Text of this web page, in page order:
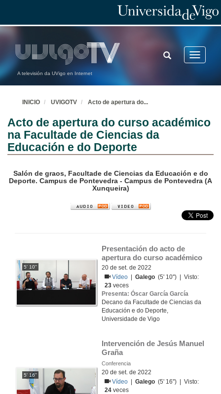
A televisión da UVigo en Internet
Toggle
TOGGLE
SEARCH
INICIO UVIGOTV Acto de apertura do...
Acto de apertura do curso académico
na Facultade de Ciencias da
Educación e do Deporte
Salón de graos, Facultade de Ciencias da Educación e do
Deporte. Campus de Pontevedra - Campus de Pontevedra (A
Xunqueira)
5' 10''
Presentación do acto de
apertura do curso académico
20 de set. de 2022
Vídeo
|Galego (5' 10'') | Visto:
23 veces
Presenta: Óscar García García
Decano da Facultade de Ciencias da
Educación e do Deporte,
Universidade de Vigo
5' 16''
Intervención de Jesús Manuel
Graña
Conferencia
20 de set. de 2022
Vídeo
|Galego (5' 16'') | Visto:
24 veces